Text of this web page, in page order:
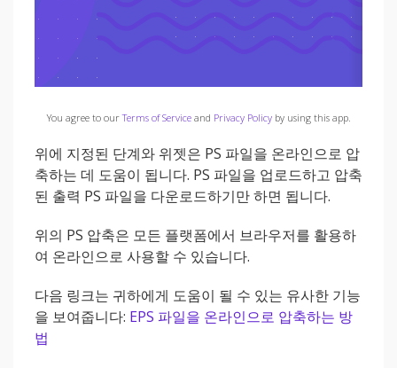
You agree to ourTerms of Serviceand Privacy Policyby using this app.
위에 지정된 단계와 위젯은 PS 파일을 온라인으로 압
축하는 데 도움이 됩니다. PS 파일을 업로드하고 압축
된 출력 PS 파일을 다운로드하기만 하면 됩니다.
위의 PS 압축은 모든 플랫폼에서 브라우저를 활용하
여 온라인으로 사용할 수 있습니다.
다음 링크는 귀하에게 도움이 될 수 있는 유사한 기능
을 보여줍니다: EPS 파일을 온라인으로 압축하는 방
법